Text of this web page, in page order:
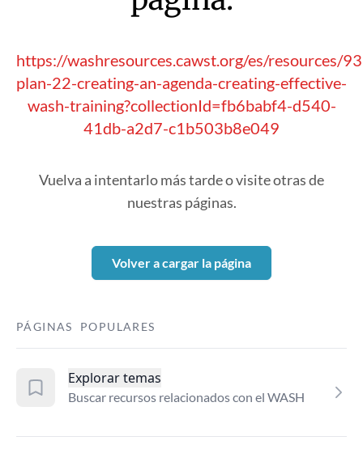
https://washresources.cawst.org/es/resources/
plan-22-creating-an-agenda-creating-effective-
wash-training?collectionId=fb6babf4-d540-
41db-a2d7-c1b503b8e049
Vuelva a intentarlo más tarde o visite otras de
nuestras páginas.
Volver a cargar la página
PÁGINAS POPULARES
Explorar temas
Buscar recursos relacionados con el WASH